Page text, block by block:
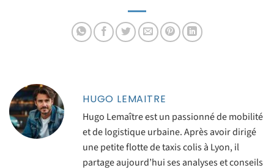
HUGO LEMAITRE
Hugo Lemaître est un passionné de mobilité
et de logistique urbaine. Après avoir dirigé
une petite flotte de taxis colis à Lyon, il
partage aujourd’hui ses analyses et conseils